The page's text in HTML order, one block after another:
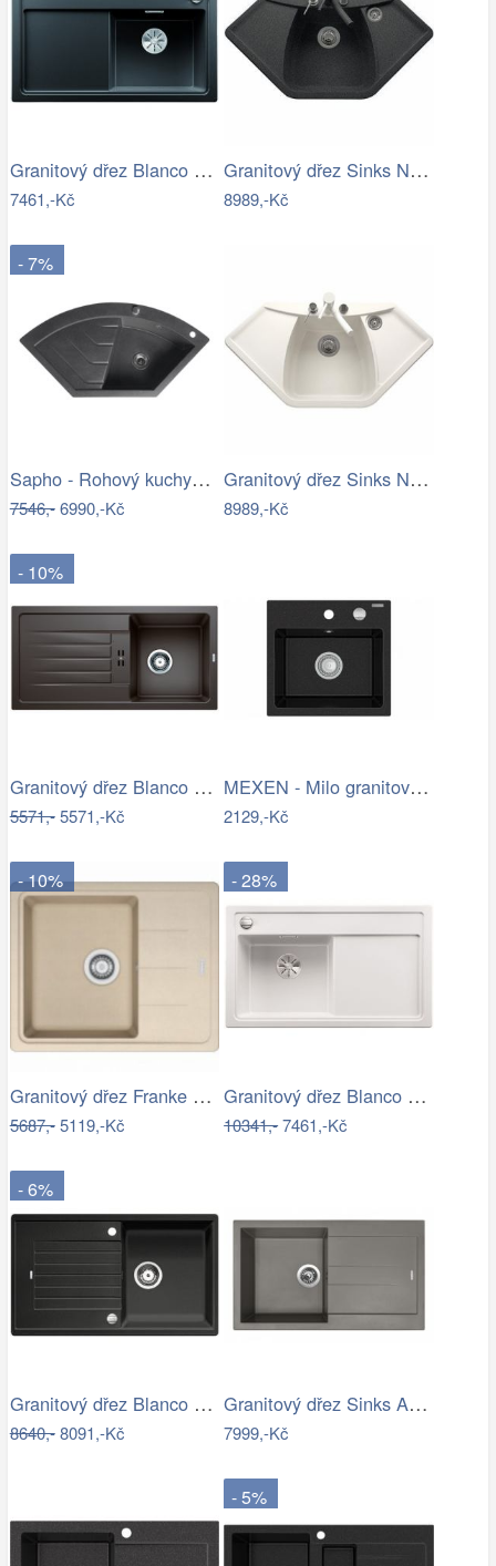
Granitový dřez Blanco ZENAR 45 S InFino…
7461,-Kč
Granitový dřez Sinks NAIKY 980 Granblack
8989,-Kč
- 7%
Sapho - Rohový kuchyňský dřez 114x57,5…
7546,-6990,-Kč
Granitový dřez Sinks NAIKY 980 Milk
8989,-Kč
- 10%
Granitový dřez Blanco FAVUM 45 S káva…
5571,-5571,-Kč
MEXEN - Milo granitový dřez 1-miska…
2129,-Kč
- 10%
Granitový dřez Franke BFG 611-62…
5687,-5119,-Kč
- 28%
Granitový dřez Blanco ZENAR 45 S InFino…
10341,-7461,-Kč
- 6%
Granitový dřez Blanco ZIA 5 S antracit…
8640,-8091,-Kč
Granitový dřez Sinks AMANDA 860 Truffle
7999,-Kč
- 5%